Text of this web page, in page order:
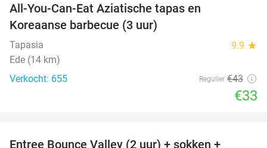
All-You-Can-Eat Aziatische tapas en
Koreaanse barbecue (3 uur)
Tapasia 9.9 star
Ede (14 km)
Verkocht: 655
Regulier €43
€33
Entree Bounce Valley (2 uur) + sokken +